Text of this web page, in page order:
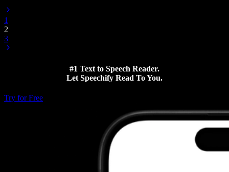
1
2
3
#1 Text to Speech Reader.
Let Speechify Read To You.
Try for Free